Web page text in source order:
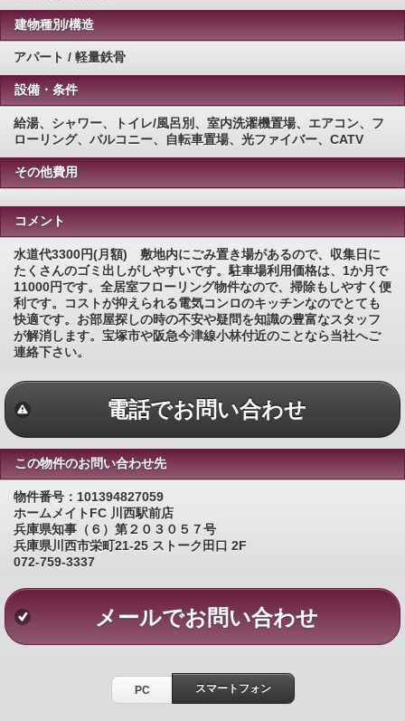
建物種別/構造
アパート / 軽量鉄骨
設備・条件
給湯、シャワー、トイレ/風呂別、室内洗濯機置場、エアコン、フ
ローリング、バルコニー、自転車置場、光ファイバー、CATV
その他費用
コメント
水道代3300円(月額) 敷地内にごみ置き場があるので、収集日に
たくさんのゴミ出しがしやすいです。駐車場利用価格は、1か月で
11000円です。全居室フローリング物件なので、掃除もしやすく便
利です。コストが抑えられる電気コンロのキッチンなのでとても
快適です。お部屋探しの時の不安や疑問を知識の豊富なスタッフ
が解消します。宝塚市や阪急今津線小林付近のことなら当社へご
連絡下さい。
電話でお問い合わせ
この物件のお問い合わせ先
物件番号：101394827059
ホームメイトFC 川西駅前店
兵庫県知事（６）第２０３０５７号
兵庫県川西市栄町21-25 ストーク田口 2F
072-759-3337
メールでお問い合わせ
PC スマートフォン